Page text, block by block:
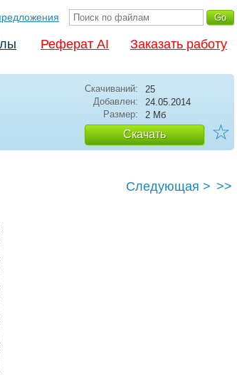
Реферат AI Заказать работу
Скачиваний:
25
Добавлен:
24.05.2014
Размер:
2 Мб
Скачать ☆
Следующая > >>